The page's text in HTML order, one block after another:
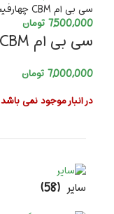
سی بی ام CBM چهارفیش کروز دنا
7,500,000 تومان
سی بی ام CBM چهار فیش کروز
7,000,000 تومان
در انبار موجود نمی باشد
سایر (58)